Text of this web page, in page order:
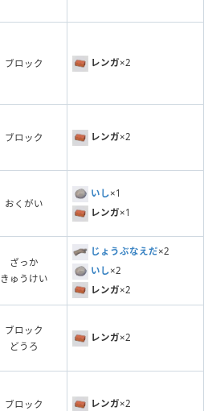
ブロック レンガ×2
ブロック レンガ×2
おくがい
いし×1
レンガ×1
ざっか
きゅうけい
じょうぶなえだ×2
いし×2
レンガ×2
ブロック
どうろ
レンガ×2
ブロック レンガ×2